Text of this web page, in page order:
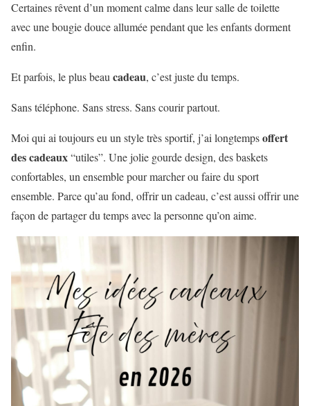
Certaines rêvent d’un moment calme dans leur salle de toilette
avec une bougie douce allumée pendant que les enfants dorment
enfin.
Et parfois, le plus beau cadeau, c’est juste du temps.
Sans téléphone. Sans stress. Sans courir partout.
Moi qui ai toujours eu un style très sportif, j’ai longtempsoffert
des cadeaux“utiles”. Une jolie gourde design, des baskets
confortables, un ensemble pour marcher ou faire du sport
ensemble. Parce qu’au fond, offrir un cadeau, c’est aussi offrir une
façon de partager du temps avec la personne qu’on aime.